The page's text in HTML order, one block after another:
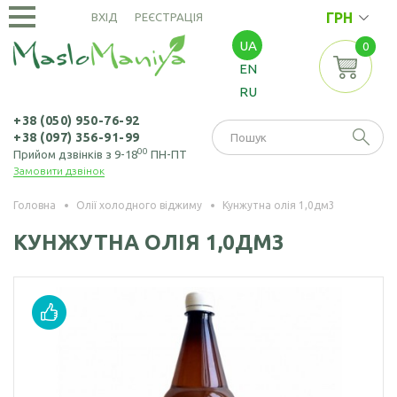
ВХІД РЕЄСТРАЦІЯ ГРН
UA
EN
RU
+38 (050) 950-76-92
+38 (097) 356-91-99
Прийом дзвінків з 9-1800 ПН-ПТ
Замовити дзвінок
0
ОЛІЇ
ХОЛОДНОГО
Амарантова олія
Арахісова олія
кісточок олія
Віноградних
Гірчична олія
Волоського горіха
ОЛІЇ
ЕКСТРАКЦІЙНІ
Амарантова олія
олія
БОРОШНО
Борошно
амарантове
виноградних
кісточок
НАСІННЯ
Насіння коноплі
Головна Олії холодного віджиму Кунжутна олія 1,0дм3
КУНЖУТНА ОЛІЯ 1,0ДМ3